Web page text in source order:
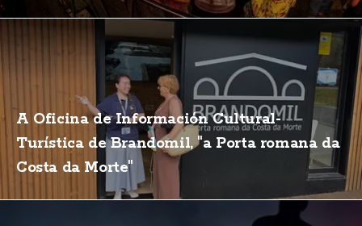
A Oficina de Información Cultural-
Turística de Brandomil, "a Porta romana da
Costa da Morte"